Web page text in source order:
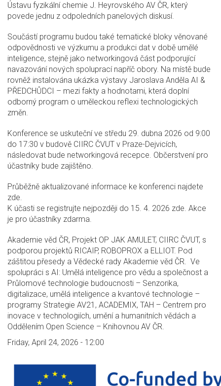
Ústavu fyzikální chemie J. Heyrovského AV ČR, který
povede jednu z odpoledních panelových diskusí.
Součástí programu budou také tematické bloky věnované
odpovědnosti ve výzkumu a produkci dat v době umělé
inteligence, stejně jako networkingová část podporující
navazování nových spoluprací napříč obory. Na místě bude
rovněž instalována ukázka výstavy Jaroslava Anděla AI &
PŘEDCHŮDCI – mezi fakty a hodnotami, která doplní
odborný program o uměleckou reflexi technologických
změn.
Konference se uskuteční ve středu 29. dubna 2026 od 9:00
do 17:30 v budově CIIRC ČVUT v Praze-Dejvicích,
následovat bude networkingová recepce. Občerstvení pro
účastníky bude zajištěno.
Průběžně aktualizované informace ke konferenci najdete
zde.
K účasti se registrujte nejpozději do 15. 4. 2026 zde. Akce
je pro účastníky zdarma.
Akademie věd ČR, Projekt OP JAK AMULET, CIIRC ČVUT, s
podporou projektů RICAIP, ROBOPROX a ELLIOT. Pod
záštitou přesedy a Vědecké rady Akademie věd ČR. Ve
spolupráci s AI: Umělá inteligence pro vědu a společnost a
Průlomové technologie budoucnosti – Senzorika,
digitalizace, umělá inteligence a kvantové technologie –
programy Strategie AV21, ACADEMIX, TAH – Centrem pro
inovace v technologiích, umění a humanitních vědách a
Oddělením Open Science – Knihovnou AV ČR.
Friday, April 24, 2026 - 12:00